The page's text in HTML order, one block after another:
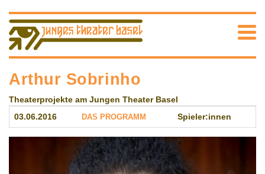
Arthur Sobrinho
Theaterprojekte am Jungen Theater Basel
03.06.2016 DAS PROGRAMM Spieler:innen